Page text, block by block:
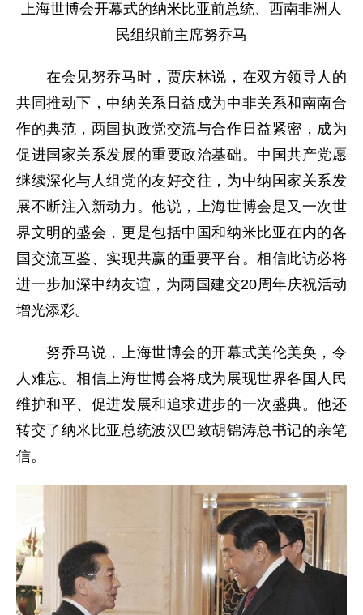
上海世博会开幕式的纳米比亚前总统、西南非洲人
民组织前主席努乔马
在会见努乔马时，贾庆林说，在双方领导人的
共同推动下，中纳关系日益成为中非关系和南南合
作的典范，两国执政党交流与合作日益紧密，成为
促进国家关系发展的重要政治基础。中国共产党愿
继续深化与人组党的友好交往，为中纳国家关系发
展不断注入新动力。他说，上海世博会是又一次世
界文明的盛会，更是包括中国和纳米比亚在内的各
国交流互鉴、实现共赢的重要平台。相信此访必将
进一步加深中纳友谊，为两国建交20周年庆祝活动
增光添彩。
努乔马说，上海世博会的开幕式美伦美奂，令
人难忘。相信上海世博会将成为展现世界各国人民
维护和平、促进发展和追求进步的一次盛典。他还
转交了纳米比亚总统波汉巴致胡锦涛总书记的亲笔
信。